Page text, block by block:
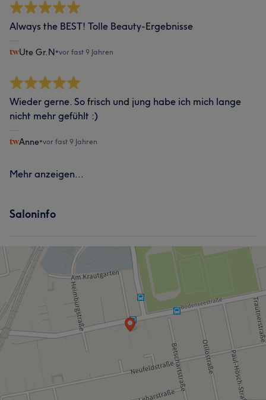
Always the BEST! Tolle Beauty-Ergebnisse
Ute Gr.N•vor fast 9 Jahren
Wieder gerne. So frisch und jung habe ich mich lange
nicht mehr gefühlt :)
Anne•vor fast 9 Jahren
Mehr anzeigen...
Saloninfo